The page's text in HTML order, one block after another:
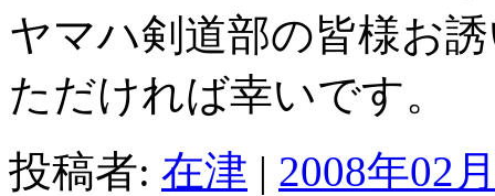
ヤマハ剣道部の皆様お
ただければ幸いです。
投稿者: 在津 | 2008年02